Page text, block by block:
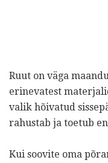
Ruut on väga
erinevatest
valik hõivatud
rahustab ja toetub
Kui soovite oma